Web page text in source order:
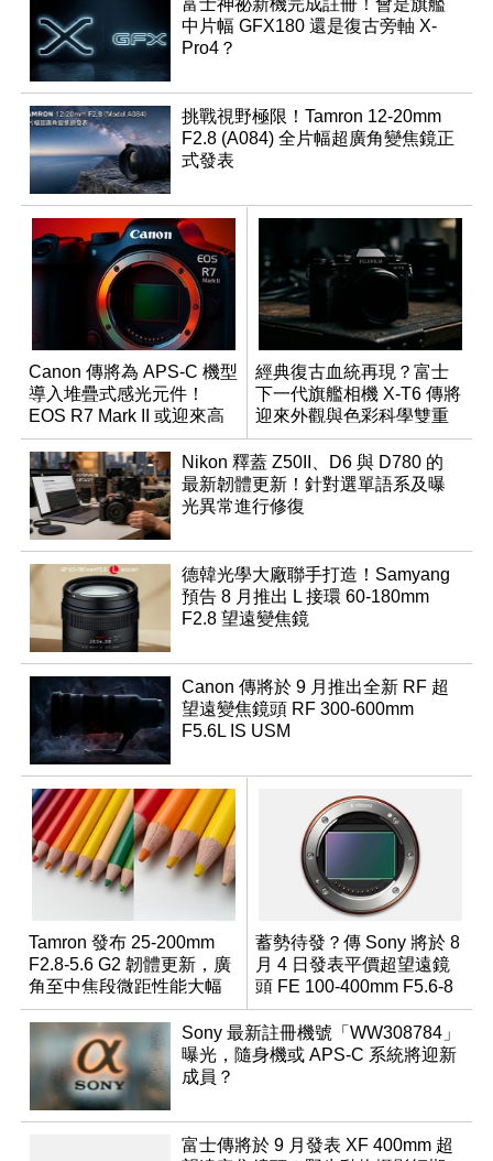
富士神祕新機完成註冊！會是旗艦
中片幅 GFX180 還是復古旁軸 X-
Pro4？
挑戰視野極限！Tamron 12-20mm
F2.8 (A084) 全片幅超廣角變焦鏡正
式發表
Canon 傳將為 APS-C 機型
導入堆疊式感光元件！
EOS R7 Mark II 或迎來高
速讀出升級
經典復古血統再現？富士
下一代旗艦相機 X-T6 傳將
迎來外觀與色彩科學雙重
優化
Nikon 釋蓋 Z50II、D6 與 D780 的
最新韌體更新！針對選單語系及曝
光異常進行修復
德韓光學大廠聯手打造！Samyang
預告 8 月推出 L 接環 60-180mm
F2.8 望遠變焦鏡
Canon 傳將於 9 月推出全新 RF 超
望遠變焦鏡頭 RF 300-600mm
F5.6L IS USM
Tamron 發布 25-200mm
F2.8-5.6 G2 韌體更新，廣
角至中焦段微距性能大幅
升級
蓄勢待發？傳 Sony 將於 8
月 4 日發表平價超望遠鏡
頭 FE 100-400mm F5.6-8
Sony 最新註冊機號「WW308784」
曝光，隨身機或 APS-C 系統將迎新
成員？
富士傳將於 9 月發表 XF 400mm 超